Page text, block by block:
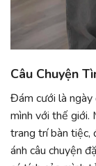
Câu Chuyện
Đám cưới là ngày
mình với thế giới.
trang trí bàn tiệc,
ánh câu chuyện